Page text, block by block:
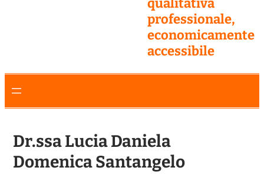
qualitativa
professionale,
economicamente
accessibile
Dr.ssa Lucia Daniela
Domenica Santangelo